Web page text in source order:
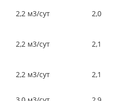
2,2 м3/сут 2,0
2,2 м3/сут 2,1
2,2 м3/сут 2,1